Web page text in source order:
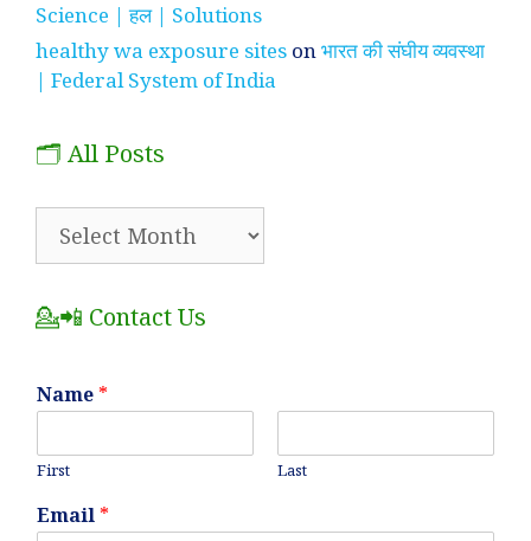
Science | हल | Solutions
healthy wa exposure sites onभारत की संघीय व्यवस्था
| Federal System of India
🗂️ All Posts
💁📲 Contact Us
Name *
First Last
Email *